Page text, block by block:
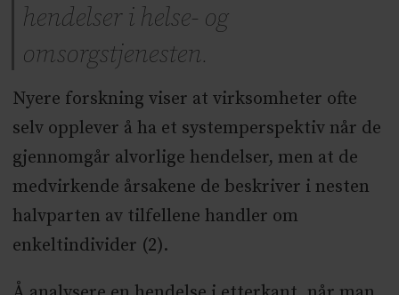
hendelser i helse- og
omsorgstjenesten.
Nyere forskning viser at virksomheter ofte
selv opplever å ha et systemperspektiv når de
gjennomgår alvorlige hendelser, men at de
medvirkende årsakene de beskriver i nesten
halvparten av tilfellene handler om
enkeltindivider (2).